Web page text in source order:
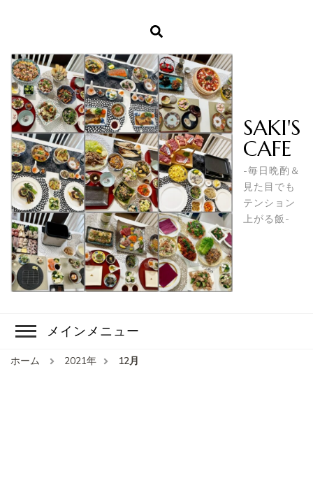
SAKI'S
CAFE
-毎日晩酌＆
見た目でも
テンション
上がる飯-
メインメニュー
ホーム 2021年 12月